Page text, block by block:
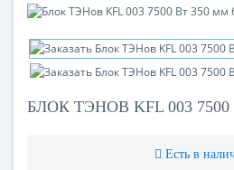
БЛОК ТЭНОВ KFL 003
Есть в